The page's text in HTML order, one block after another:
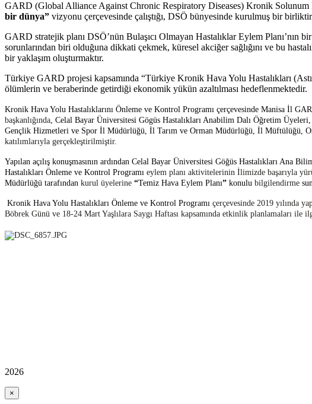
GARD (Global Alliance Against Chronic Respiratory Diseases) Kronik Solunum
bir dünya” vizyonu çerçevesinde çalıştığı, DSÖ bünyesinde kurulmuş bir
GARD stratejik planı DSÖ’nün Bulaşıcı Olmayan Hastalıklar Eylem Planı’nın
sorunlarından biri olduğuna dikkati çekmek, küresel akciğer sağlığını ve bu
bir yaklaşım oluşturmaktır.
Türkiye GARD projesi kapsamında “Türkiye Kronik Hava Yolu Hastalıkları
ölümlerin ve beraberinde getirdiği ekonomik yükün azaltılması hedeflenmektedir.
Kronik Hava Yolu Hastalıklarını Önleme ve Kontrol Programı çerçevesinde Manisa İl
başkanlığında, Celal Bayar Üniversitesi Gögüs Hastalıkları Anabilim Dalı Öğretim
Gençlik Hizmetleri ve Spor İl Müdürlüğü, İl Tarım ve Orman Müdürlüğü, İl Müftülüğü,
katılımlarıyla gerçekleştirilmiştir.
Yapılan açılış konuşmasının ardından Celal Bayar Üniversitesi Göğüs Hastalıkları
Hastalıkları Önleme ve Kontrol Programı eylem planı aktivitelerinin İlimizde başarıyla
Müdürlüğü tarafından kurul üyelerine “Temiz Hava Eylem Planı” konulu bilgilendirme
Kronik Hava Yolu Hastalıkları Önleme ve Kontrol Programı çerçevesinde 2019 yılında
Böbrek Günü ve 18-24 Mart Yaşlılara Saygı Haftası kapsamında etkinlik planlamaları ile
2026
×